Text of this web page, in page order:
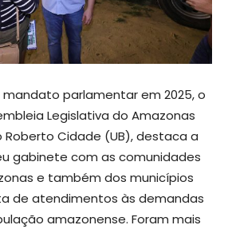
mandato parlamentar em 2025, o
Legislativa do Amazonas
Cidade (UB), destaca a
gabinete com as comunidades
e também dos municípios
de atendimentos às demandas
amazonense. Foram mais